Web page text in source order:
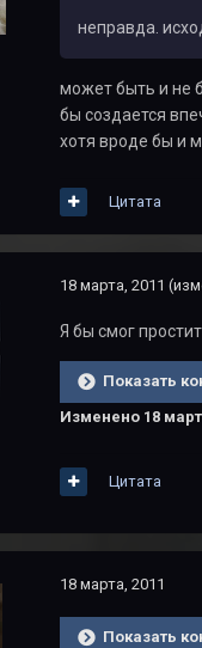
неправда.
может быть и не
бы создается
хотя вроде бы и
Цитата
18 марта, 2011
Я бы смог
Показать
Изменено 18
Цитата
18 марта, 2011
Показать